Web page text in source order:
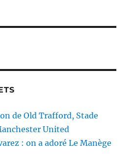
de Old Trafford, Stade
United
: on a adoré Le Manège